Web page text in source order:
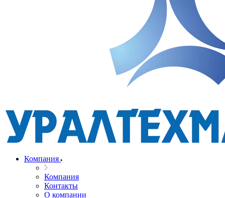
Компания
Компания
Контакты
О компании